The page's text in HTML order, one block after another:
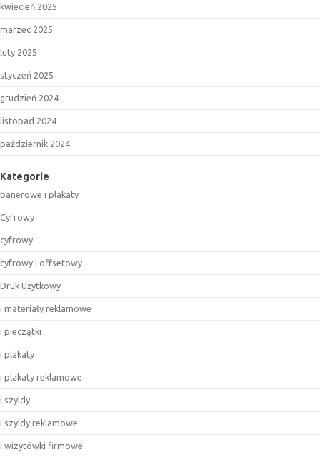
kwiecień 2025
marzec 2025
luty 2025
styczeń 2025
grudzień 2024
listopad 2024
październik 2024
Kategorie
banerowe i plakaty
Cyfrowy
cyfrowy
cyfrowy i offsetowy
Druk Użytkowy
i materiały reklamowe
i pieczątki
i plakaty
i plakaty reklamowe
i szyldy
i szyldy reklamowe
i wizytówki firmowe